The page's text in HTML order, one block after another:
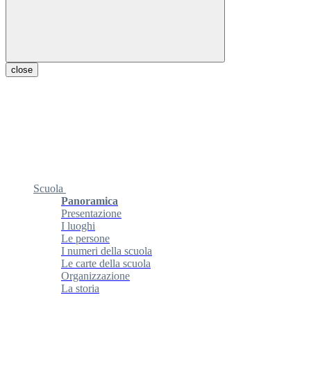
close
Scuola
Panoramica
Presentazione
I luoghi
Le persone
I numeri della scuola
Le carte della scuola
Organizzazione
La storia